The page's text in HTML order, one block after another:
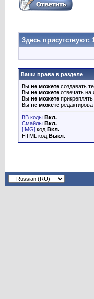
Здесь присутствуют:
Ваши права в разделе
Вы не можете создавать
Вы не можете отвечать
Вы не можете
Вы не можете
BB коды Вкл.
Смайлы Вкл.
[IMG] код Вкл.
HTML код Выкл.